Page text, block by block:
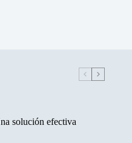
solución efectiva